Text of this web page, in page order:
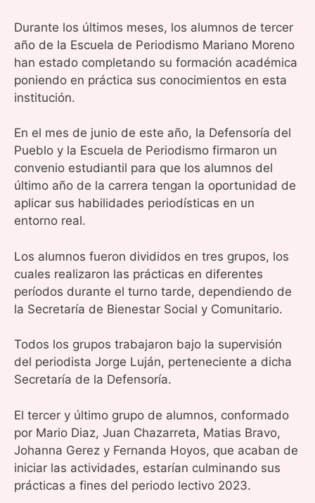
Durante los últimos meses, los alumnos de tercer
año de la Escuela de Periodismo Mariano Moreno
han estado completando su formación académica
poniendo en práctica sus conocimientos en esta
institución.
En el mes de junio de este año, la Defensoría del
Pueblo y la Escuela de Periodismo firmaron un
convenio estudiantil para que los alumnos del
último año de la carrera tengan la oportunidad de
aplicar sus habilidades periodísticas en un
entorno real.
Los alumnos fueron divididos en tres grupos, los
cuales realizaron las prácticas en diferentes
períodos durante el turno tarde, dependiendo de
la Secretaría de Bienestar Social y Comunitario.
Todos los grupos trabajaron bajo la supervisión
del periodista Jorge Luján, perteneciente a dicha
Secretaría de la Defensoría.
El tercer y último grupo de alumnos, conformado
por Mario Diaz, Juan Chazarreta, Matias Bravo,
Johanna Gerez y Fernanda Hoyos, que acaban de
iniciar las actividades, estarían culminando sus
prácticas a fines del periodo lectivo 2023.